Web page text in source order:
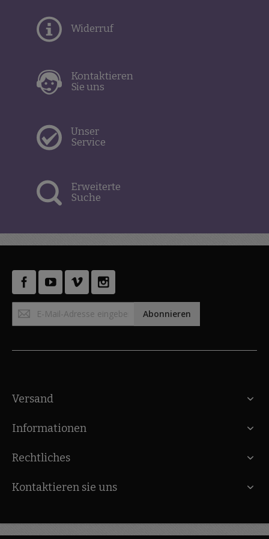
Widerruf
Kontaktieren
Sie uns
Unser
Service
Erweiterte
Suche
zum
Abonnieren
Versand
Informationen
Rechtliches
Kontaktieren sie uns